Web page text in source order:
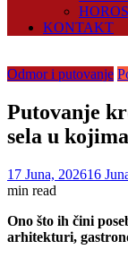
KONTAKT
Odmor i putovanje
Putovanje
sela u
17 Juna, 202616
min read
Ono što ih čini
arhitekturi,